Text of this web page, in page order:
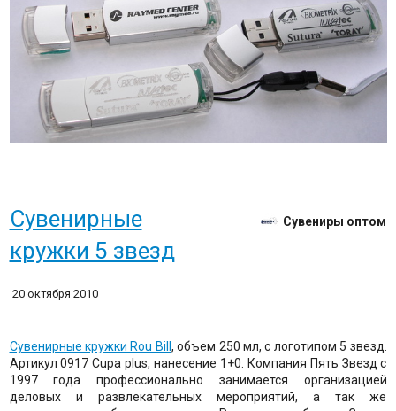
Сувенирные
кружки 5 звезд
Сувениры оптом
20 октября 2010
Сувенирные кружки Rou Bill , объем 250 мл, с логотипом 5 звезд.
Артикул 0917 Cupa plus, нанесение 1+0. Компания Пять Звезд с
1997 года профессионально занимается организацией
деловых и развлекательных мероприятий, а так же